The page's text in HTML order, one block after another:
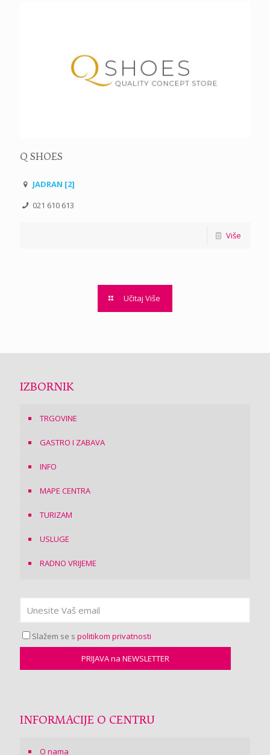
Q SHOES
JADRAN [2]
021 610 613
Više
Učitaj Više
IZBORNIK
TRGOVINE
GASTRO I ZABAVA
INFO
MAPE CENTRA
TURIZAM
USLUGE
RADNO VRIJEME
Slažem se s politikom privatnosti
INFORMACIJE O CENTRU
O nama